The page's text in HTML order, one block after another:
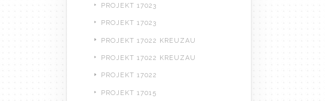
PROJEKT 17023
PROJEKT 17023
PROJEKT 17022 KREUZAU
PROJEKT 17022 KREUZAU
PROJEKT 17022
PROJEKT 17015